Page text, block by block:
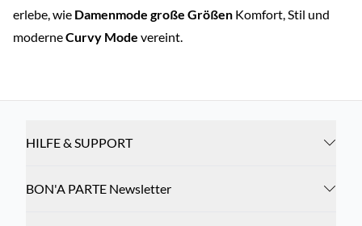
erlebe, wie Damenmode große Größen Komfort, Stil und
moderneCurvy Mode vereint.
HILFE & SUPPORT
BON'A PARTE Newsletter